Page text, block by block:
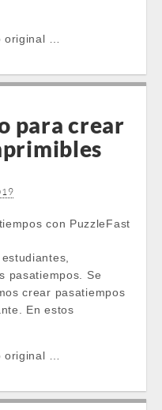
original …
para crear
pasatiempos. Se
crear pasatiempos
En estos
original …